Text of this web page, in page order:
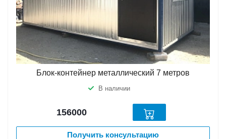
Блок-контейнер металлический 7 метров
В наличии
156000
Получить консультацию